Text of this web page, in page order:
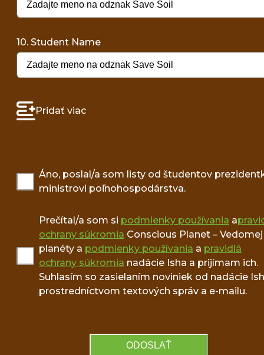
10. Student Name
Pridať viac
Áno, poslal/a som listy od študentov
ministrovi poľnohospodárstva.
Prečítal/a som si podmienky používania a
ochrany súkromia Conscious Planet – Vedomej
planéty a podmienky používania a pravidlá
ochrany súkromia nadácie Isha a prijímam ich.
Suhlasím so zasielaním noviniek od nadácie
prostredníctvom textových správ a e-mailu.
ODOSLAŤ